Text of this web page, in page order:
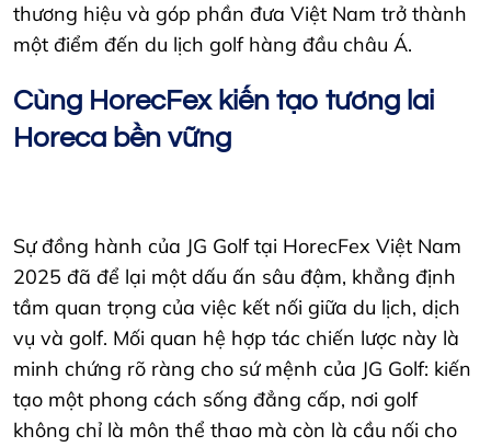
thương hiệu và góp phần đưa Việt Nam trở thành
một điểm đến du lịch golf hàng đầu châu Á.
Cùng HorecFex kiến tạo tương lai
Horeca bền vững
Sự đồng hành của JG Golf tại HorecFex Việt Nam
2025 đã để lại một dấu ấn sâu đậm, khẳng định
tầm quan trọng của việc kết nối giữa du lịch, dịch
vụ và golf. Mối quan hệ hợp tác chiến lược này là
minh chứng rõ ràng cho sứ mệnh của JG Golf: kiến
tạo một phong cách sống đẳng cấp, nơi golf
không chỉ là môn thể thao mà còn là cầu nối cho